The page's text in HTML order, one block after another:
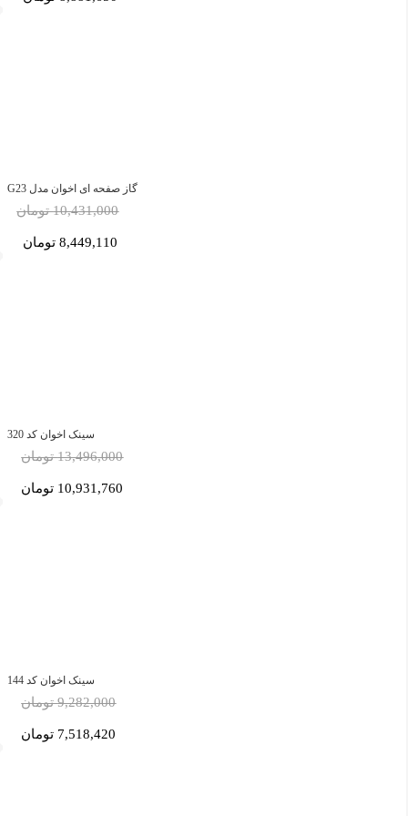
گاز صفحه ای اخوان مدل G23
10,431,000 تومان
8,449,110 تومان
سینک اخوان کد 320
13,496,000 تومان
10,931,760 تومان
سینک اخوان کد 144
9,282,000 تومان
7,518,420 تومان